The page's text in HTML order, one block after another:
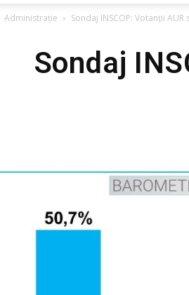
Administrație Sondaj INSCOP: Votanții
Sondaj